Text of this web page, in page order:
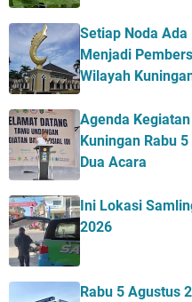
Setiap Noda
Menjadi
Wilayah
Agenda
Kuningan Rabu
Dua Acara
Ini Lokasi
2026
Rabu 5 Agustus